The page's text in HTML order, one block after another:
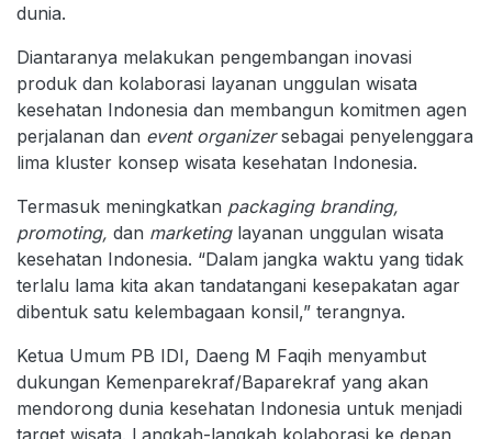
dunia.
Diantaranya melakukan pengembangan inovasi
produk dan kolaborasi layanan unggulan wisata
kesehatan Indonesia dan membangun komitmen agen
perjalanan dan event organizersebagai penyelenggara
lima kluster konsep wisata kesehatan Indonesia.
Termasuk meningkatkan packaging branding,
promoting, dan marketinglayanan unggulan wisata
kesehatan Indonesia. “Dalam jangka waktu yang tidak
terlalu lama kita akan tandatangani kesepakatan agar
dibentuk satu kelembagaan konsil,” terangnya.
Ketua Umum PB IDI, Daeng M Faqih menyambut
dukungan Kemenparekraf/Baparekraf yang akan
mendorong dunia kesehatan Indonesia untuk menjadi
target wisata. Langkah-langkah kolaborasi ke depan